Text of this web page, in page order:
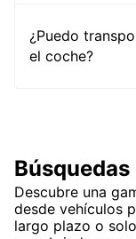
¿Puedo
el coche?
Descubre una
desde vehículos
largo plazo o